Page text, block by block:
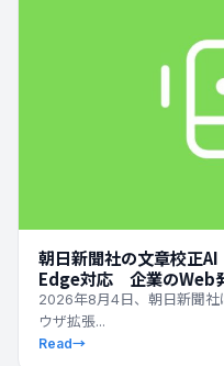
朝日新聞社の文章校正
Edge対応 企業のWeb
2026年8月4日、朝日新聞
ウザ拡張...
Read→